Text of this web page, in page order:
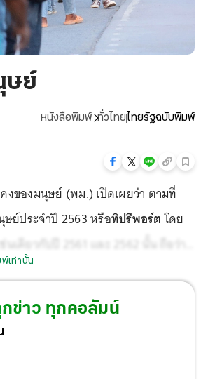
ษย์
หนังสือพิมพ์ ทั่วไทยไทยรัฐฉบับพิมพ์
ของมนุษย์ (พม.) เปิดเผยว่า ตามที่
ษย์ประจำปี 2563 หรือทิปรีพอร์ตโดย
ดียวกับปี 2561 และ 2562 นั้น ถือว่า
นการป้องกันและแก้ไขปัญหาการค้า
เท่านั้น
กข่าว ทุกคอลัมน์